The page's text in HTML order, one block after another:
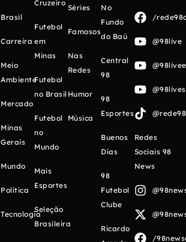
Brasil
Carreira
Meio
Ambiente
Mercado
Minas
Gerais
Mundo
Política
Tecnologia
Cruzeiro
Futebol
em
Minas
Futebol
no Brasil
Futebol
no
Mundo
Mais
Esportes
Seleção
Brasileira
Séries
Famosos
Nas
Redes
Humor
Música
No
Fundo
do Baú
Central
98
98
Esportes
Buenos
Días
98
Futebol
Clube
Ricardo
/
@98live
Redes
Sociais 98
News
/